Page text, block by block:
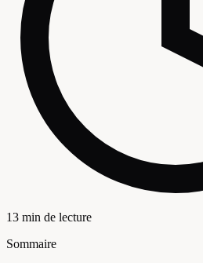
13 min de lecture
Sommaire